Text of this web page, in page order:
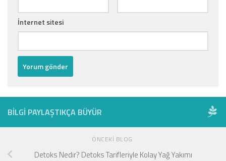
İnternet sitesi
BILGI PAYLAŞTIKÇA BÜYÜR
ÖNCEKI BLOG
Detoks Nedir? Detoks Tarifleriyle Kolay Yağ Yakımı